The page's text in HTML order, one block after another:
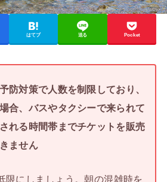
はてブ 送る Pocket
防対策で人数を制限しており、
合、バスやタクシーで来られて
れる時間帯までチケットを販売
ません
限にしましょう。朝の混雑時を